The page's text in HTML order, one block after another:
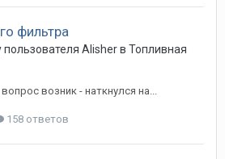
фильтра
пользователя Alisherв Топливная
возник - наткнулся на...
158 ответов